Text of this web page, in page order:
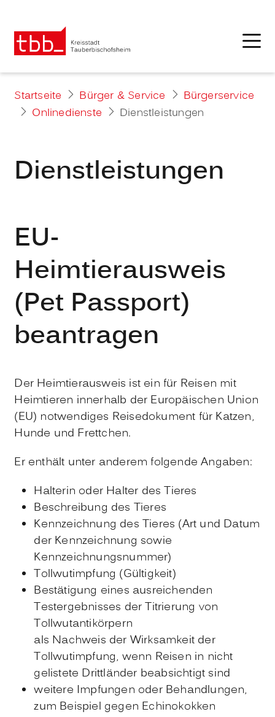
Startseite Bürger & Service
Bürgerservice
Onlinedienste
Dienstleistungen
Dienstleistungen
EU-
Heimtierausweis
(Pet Passport)
beantragen
Der Heimtierausweis ist ein für Reisen mit
Heimtieren innerhalb der Europäischen Union
(EU) notwendiges Reisedokument für Katzen,
Hunde und Frettchen.
Er enthält unter anderem folgende Angaben:
Halterin oder Halter des Tieres
Beschreibung des Tieres
Kennzeichnung des Tieres (Art und Datum
der Kennzeichnung sowie
Kennzeichnungsnummer)
Tollwutimpfung (Gültigkeit)
Bestätigung eines ausreichenden
Testergebnisses der Titrierung von
Tollwutantikörpern
als Nachweis der Wirksamkeit der
Tollwutimpfung, wenn Reisen in nicht
gelistete Drittländer beabsichtigt sind
weitere Impfungen oder Behandlungen,
zum Beispiel gegen Echinokokken